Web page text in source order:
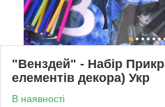
"Венздей" - Набір
елементів декора) Укр
В наявності